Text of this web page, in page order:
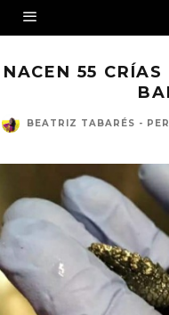
NACEN 55
BEATRIZ TABARÉS -